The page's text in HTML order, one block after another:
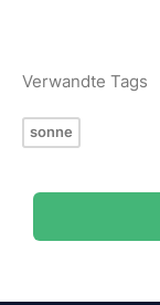
Verwandte Tags
sonne